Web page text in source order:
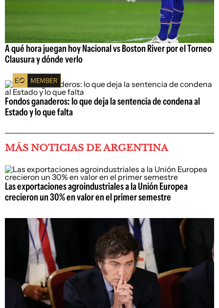
A qué hora juegan hoy Nacional vs Boston River por el Torneo
Clausura y dónde verlo
Fondos ganaderos: lo que deja la sentencia de condena al
Estado y lo que falta
MÁS NOTICIAS DE ARGENTINA
Las exportaciones agroindustriales a la Unión Europea
crecieron un 30% en valor en el primer semestre